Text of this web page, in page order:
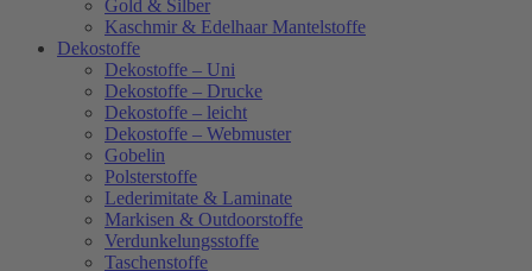
Gold & Silber
Kaschmir & Edelhaar Mantelstoffe
Dekostoffe
Dekostoffe – Uni
Dekostoffe – Drucke
Dekostoffe – leicht
Dekostoffe – Webmuster
Gobelin
Polsterstoffe
Lederimitate & Laminate
Markisen & Outdoorstoffe
Verdunkelungsstoffe
Taschenstoffe